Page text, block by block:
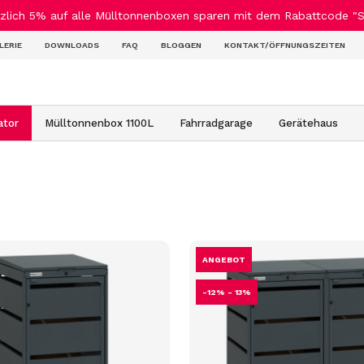
5% auf alle Mülltonnenboxen sparen mit dem Rabattcode
DOWNLOADS FAQ BLOGGEN KONTAKT/ÖFFNUNGSZEITEN
Mülltonnenbox 1100L Fahrradgarage Gerätehaus
-12% - 13%
ANGEBOT